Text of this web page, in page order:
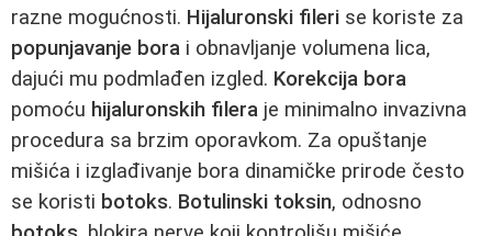
razne mogućnosti. Hijaluronski fileri se koriste za
popunjavanje bora i obnavljanje volumena lica,
dajući mu podmlađen izgled. Korekcija bora
pomoću hijaluronskih filera je minimalno invazivna
procedura sa brzim oporavkom. Za opuštanje
mišića i izglađivanje bora dinamičke prirode često
se koristi botoks. Botulinski toksin, odnosno